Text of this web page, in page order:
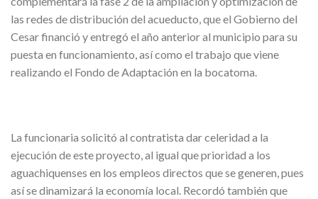
las redes de distribución del acueducto, que el Gobierno del
Cesar financió y entregó el año anterior al municipio para su
puesta en funcionamiento, así como el trabajo que viene
realizando el Fondo de Adaptación en la bocatoma.
La funcionaria solicitó al contratista dar celeridad a la
ejecución de este proyecto, al igual que prioridad a los
aguachiquenses en los empleos directos que se generen, pues
así se dinamizará la economía local. Recordó también que